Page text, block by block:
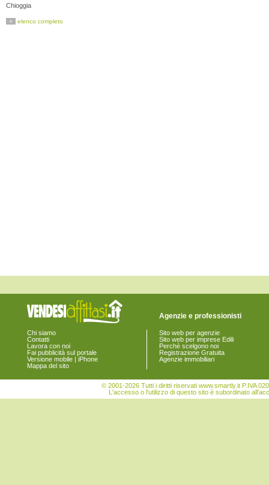
Chioggia
Cona
Spinea
Teglio Veneto
Venezia
Vigonovo
+ elenco completo
Chi siamo
Contatti
Lavora con noi
Fai pubblicità sul portale
Versione mobile | iPhone
Mappa del sito
Agenzie e professionisti
Sito web per agenzie
Sito web per imprese Edili
Perchè scelgono noi
Registrazione Gratuita
Agenzie immobiliari
© 2001-2026 Tutti i diritti riservati www.smartly.it P.IVA
L'accesso o l'utilizzo di questo sito è subordinato